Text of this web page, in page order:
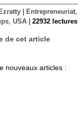
Entrepreneuriat,
, USA 22932 lectures
nouveaux articles :